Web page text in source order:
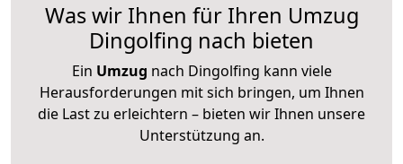
Was wir Ihnen für Ihren Umzug
Dingolfing nach bieten
Ein Umzug nach Dingolfing kann viele
Herausforderungen mit sich bringen, um Ihnen
die Last zu erleichtern – bieten wir Ihnen unsere
Unterstützung an.